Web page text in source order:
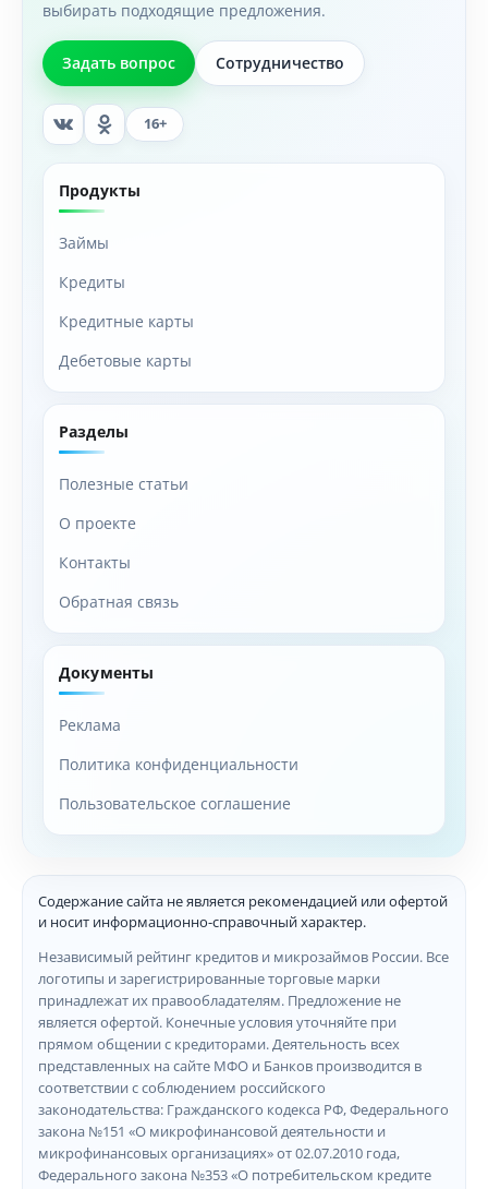
выбирать подходящие предложения.
Задать вопрос Сотрудничество
16+
Продукты
Займы
Кредиты
Кредитные карты
Дебетовые карты
Разделы
Полезные статьи
О проекте
Контакты
Обратная связь
Документы
Реклама
Политика конфиденциальности
Пользовательское соглашение
Содержание сайта не является рекомендацией или офертой
и носит информационно-справочный характер.
Независимый рейтинг кредитов и микрозаймов России. Все
логотипы и зарегистрированные торговые марки
принадлежат их правообладателям. Предложение не
является офертой. Конечные условия уточняйте при
прямом общении с кредиторами. Деятельность всех
представленных на сайте МФО и Банков производится в
соответствии с соблюдением российского
законодательства: Гражданского кодекса РФ, Федерального
закона №151 «О микрофинансовой деятельности и
микрофинансовых организациях» от 02.07.2010 года,
Федерального закона №353 «О потребительском кредите